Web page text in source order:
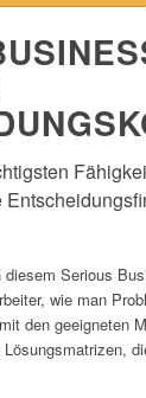
diesem Serious
wie man
den geeigneten